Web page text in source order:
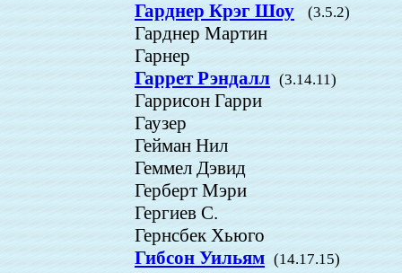
Гарднер Крэг Шоу
(3.5.2)
Гарднер Мартин
Гарнер
Гаррет Рэндалл (3.14.11)
Гаррисон Гарри
Гаузер
Гейман Нил
Геммел Дэвид
Герберт Мэри
Гергиев С.
Гернсбек Хьюго
Гибсон Уильям (14.17.15)